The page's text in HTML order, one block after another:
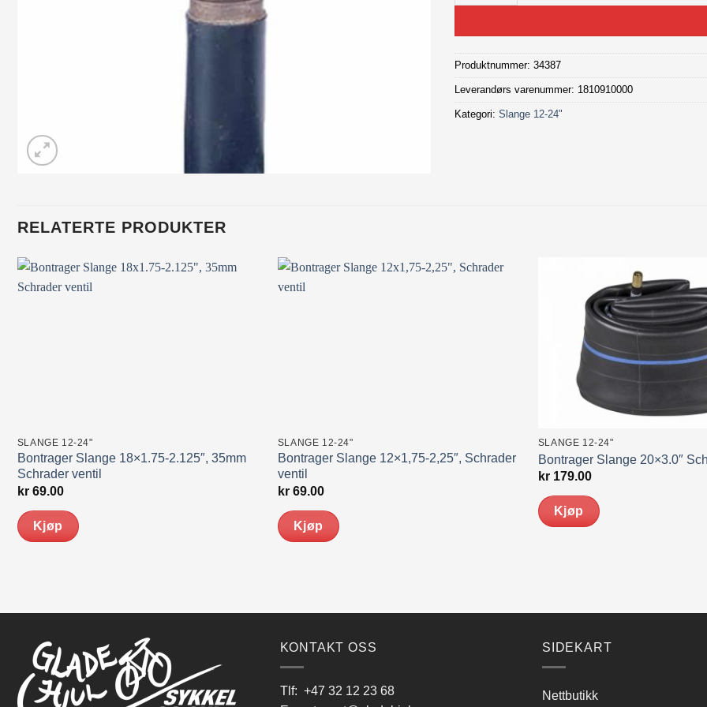
Produktnummer:34387
Leverandørs varenummer: 1810910000
Kategori:Slange 12-24"
RELATERTE PRODUKTER
SLANGE 12-24"
Bontrager Slange 18×1.75-2.125″, 35mm
Schrader ventil
kr69.00
Kjøp
SLANGE 12-24"
Bontrager Slange 12×1,75-2,25″, Schrader
ventil
kr69.00
Kjøp
SLANGE 12-24"
Bontrager Slange 20×3.0″
kr179.00
Kjøp
KONTAKT OSS
Tlf: +47 32 12 23 68
SIDEKART
Nettbutikk